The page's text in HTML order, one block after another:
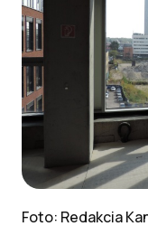
Foto: Redakcia